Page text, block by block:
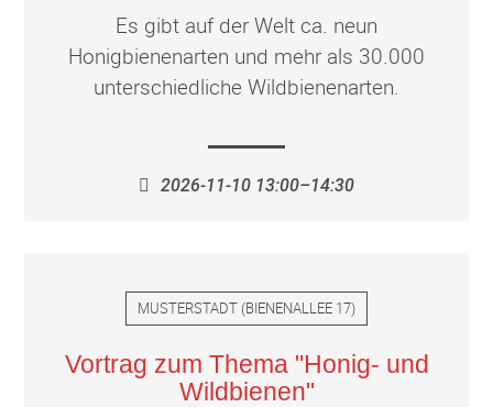
Es gibt auf der Welt ca. neun
Honigbienenarten und mehr als 30.000
unterschiedliche Wildbienenarten.
2026-11-10 13:00–14:30
MUSTERSTADT (BIENENALLEE 17)
Vortrag zum Thema "Honig- und
Wildbienen"